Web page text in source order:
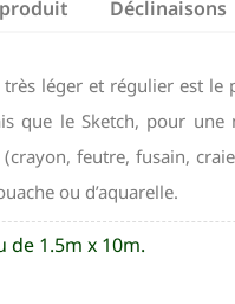
Déclinaisons
léger et régulier est le
que le Sketch, pour
feutre, fusain,
ou d’aquarelle.
de 1.5m x 10m.